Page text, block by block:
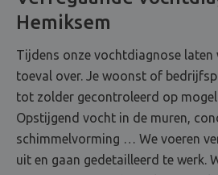
Hemiksem
Tijdens onze vochtdiagnose laten
toeval over. Je woonst of
tot zolder gecontroleerd op
Opstijgend vocht in de muren,
schimmelvorming … We voeren
uit en gaan gedetailleerd te werk.